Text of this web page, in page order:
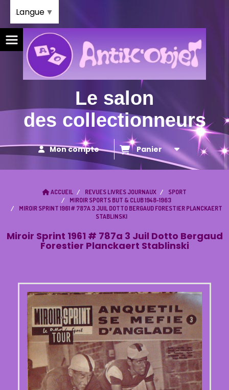
Le salon
des collectionneurs
Mon compte Panier
ACCUEIL REVUES LIVRES JOURNAUX
SPORT
MIROIR SPORTS BUT & CLUB 1948-1963
MIROIR SPRINT 1961 # 787A 3 JUIL DOTTO BERGAUD FORESTIER PLANCKAERT
STABLINSKI
Miroir Sprint 1961 # 787a 3 Juil Dotto Bergaud
Forestier Planckaert Stablinski
Langue ▼